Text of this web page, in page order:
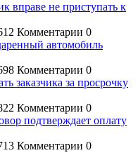
вправе не приступать к
Комментарии 0
автомобиль
Комментарии 0
заказчика за просрочку
Комментарии 0
подтверждает оплату
Комментарии 0